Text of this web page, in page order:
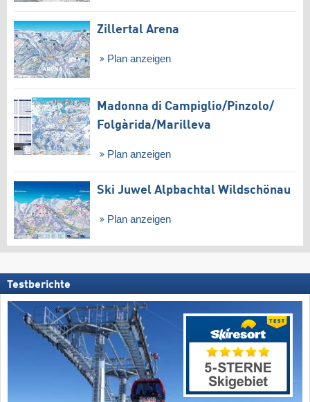
Zillertal Arena
Plan anzeigen
Madonna di Campiglio/​Pinzolo/​
Folgàrida/​Marilleva
Plan anzeigen
Ski Juwel Alpbachtal Wildschönau
Plan anzeigen
Testberichte